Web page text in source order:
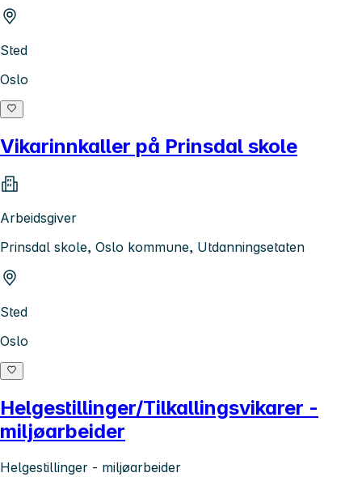
Sted
Oslo
Vikarinnkaller på Prinsdal skole
Arbeidsgiver
Prinsdal skole, Oslo kommune, Utdanningsetaten
Sted
Oslo
Helgestillinger/Tilkallingsvikarer -
miljøarbeider
Helgestillinger - miljøarbeider